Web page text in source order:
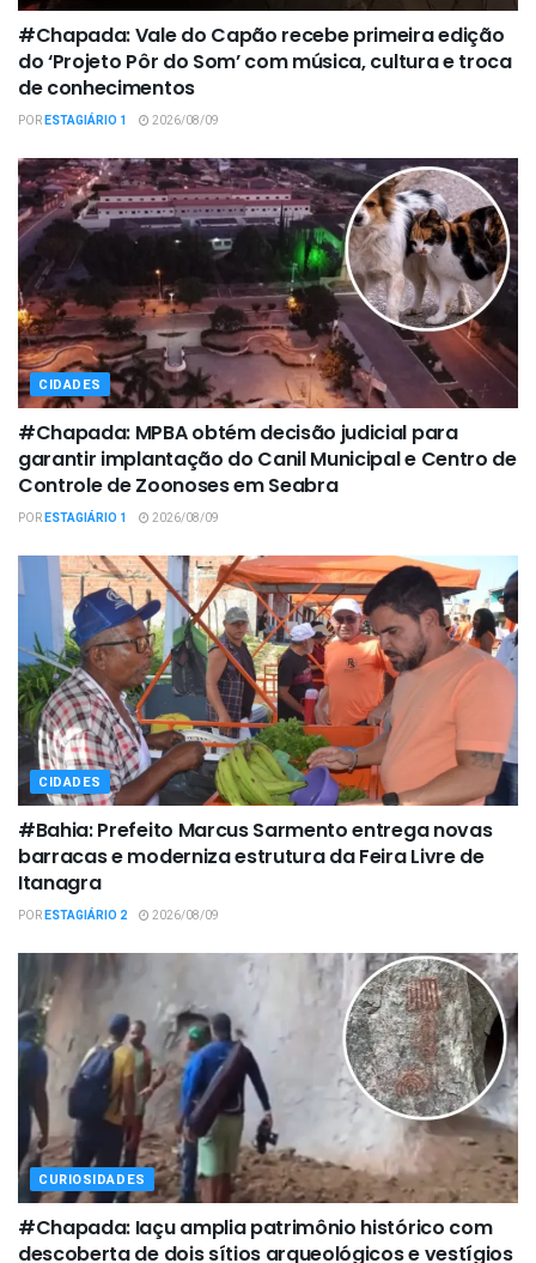
#Chapada: Vale do Capão recebe primeira edição
do ‘Projeto Pôr do Som’ com música, cultura e troca
de conhecimentos
PORESTAGIÁRIO 1 2026/08/09
CIDADES
#Chapada: MPBA obtém decisão judicial para
garantir implantação do Canil Municipal e Centro de
Controle de Zoonoses em Seabra
PORESTAGIÁRIO 1 2026/08/09
CIDADES
#Bahia: Prefeito Marcus Sarmento entrega novas
barracas e moderniza estrutura da Feira Livre de
Itanagra
PORESTAGIÁRIO 2 2026/08/09
CURIOSIDADES
#Chapada: Iaçu amplia patrimônio histórico com
descoberta de dois sítios arqueológicos e vestígios